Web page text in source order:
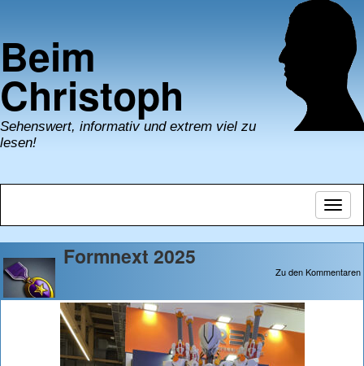
Beim
Christoph
Sehenswert, informativ und extrem viel zu
lesen!
Formnext 2025
Zu den Kommentaren